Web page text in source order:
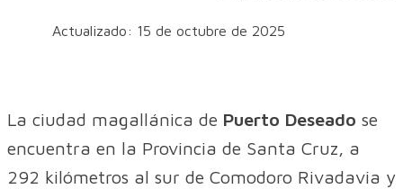
Actualizado: 15 de octubre de 2025
La ciudad magallánica de Puerto Deseado se
encuentra en la Provincia de Santa Cruz, a
292 kilómetros al sur de Comodoro Rivadavia y